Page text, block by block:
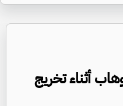
أثناء تخريج